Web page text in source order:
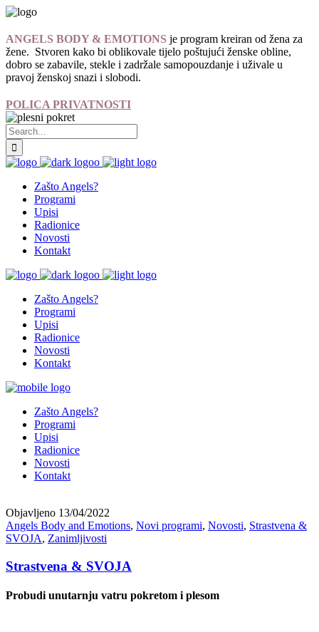
ANGELS BODY & EMOTIONS je program kreiran od žena za
žene. Stvoren kako bi oblikovale tijelo poštujući ženske obline,
dobro se zabavile, stekle i zadržale samopouzdanje i uživale u
pravoj ženskoj snazi i slobodi.
POLICA PRIVATNOSTI
Zašto Angels?
Programi
Upisi
Radionice
Novosti
Kontakt
Zašto Angels?
Programi
Upisi
Radionice
Novosti
Kontakt
Zašto Angels?
Programi
Upisi
Radionice
Novosti
Kontakt
Objavljeno 13/04/2022
Angels Body and Emotions, Novi programi, Novosti, Strastvena &
SVOJA, Zanimljivosti
Strastvena & SVOJA
Probudi unutarnju vatru pokretom i plesom